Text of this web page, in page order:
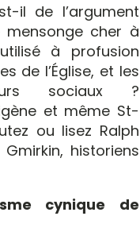
il de l’argument
mensonge cher à
à profusion
de l’Église, et les
sociaux ?
et même St-
ou lisez Ralph
Gmirkin, historiens
cynique de